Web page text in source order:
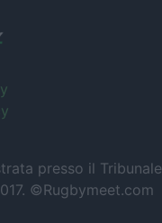
presso il Tribunale
©Rugbymeet.com